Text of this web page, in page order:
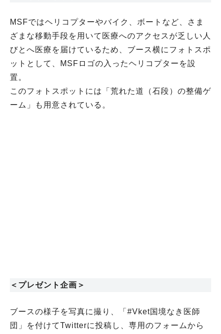
MSFではヘリコプターやバイク、ボートなど、さま
ざまな移動手段を用いて医療へのアクセスが乏しい人
びとへ医療を届けているため、ブース横にフォトスポ
ットとして、MSFロゴの入ったヘリコプターを設
置。
このフォトスポットには「荒れた道（石段）の整備ゲ
ーム」も用意されている。
＜プレゼント企画＞
ブースの様子を写真に撮り、「#Vket国境なき医師
団」を付けてTwitterに投稿し、専用のフォームから